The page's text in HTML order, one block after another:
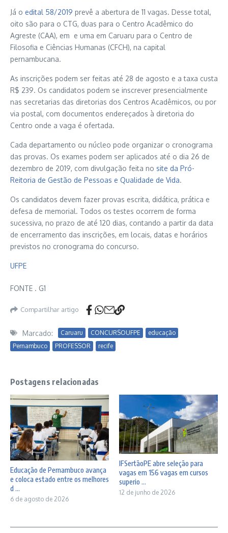
Já o edital 58/2019 prevê a abertura de 11 vagas. Desse total,
oito são para o CTG, duas para o Centro Acadêmico do
Agreste (CAA), em e uma em Caruaru para o Centro de
Filosofia e Ciências Humanas (CFCH), na capital
pernambucana.
As inscrições podem ser feitas até 28 de agosto e a taxa custa
R$ 239. Os candidatos podem se inscrever presencialmente
nas secretarias das diretorias dos Centros Acadêmicos, ou por
via postal, com documentos endereçados à diretoria do
Centro onde a vaga é ofertada.
Cada departamento ou núcleo pode organizar o cronograma
das provas. Os exames podem ser aplicados até o dia 26 de
dezembro de 2019, com divulgação feita no site da Pró-
Reitoria de Gestão de Pessoas e Qualidade de Vida.
Os candidatos devem fazer provas escrita, didática, prática e
defesa de memorial. Todos os testes ocorrem de forma
sucessiva, no prazo de até 120 dias, contando a partir da data
de encerramento das inscrições, em locais, datas e horários
previstos no cronograma do concurso.
UFPE
FONTE . G1
Compartilhar artigo
Marcado: Caruaru CONCURSOUFPE
educação
Pernambuco
PROFESSOR recife
Postagens relacionadas
Educação de Pernambuco avança
e coloca estado entre os melhores
d ...
6 de agosto de 2026
IFSertãoPE abre seleção para
vagas em 156 vagas em cursos
superio ...
12 de junho de 2026